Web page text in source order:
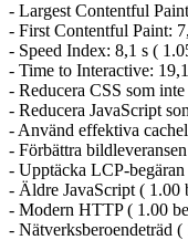
- Largest Contentful
- First Contentful Paint:
- Speed Index: 8,1 s (
- Time to Interactive:
- Reducera CSS som
- Reducera JavaScript
- Använd effektiva
- Förbättra
- Upptäcka LCP-
- Äldre JavaScript ( 1.00
- Modern HTTP ( 1.00
- Nätverksberoendeträd